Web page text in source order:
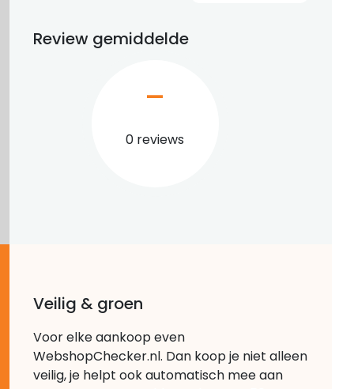
Review gemiddelde
0 reviews
–
Veilig & groen
Voor elke aankoop even
WebshopChecker.nl. Dan koop je niet alleen
veilig, je helpt ook automatisch mee aan